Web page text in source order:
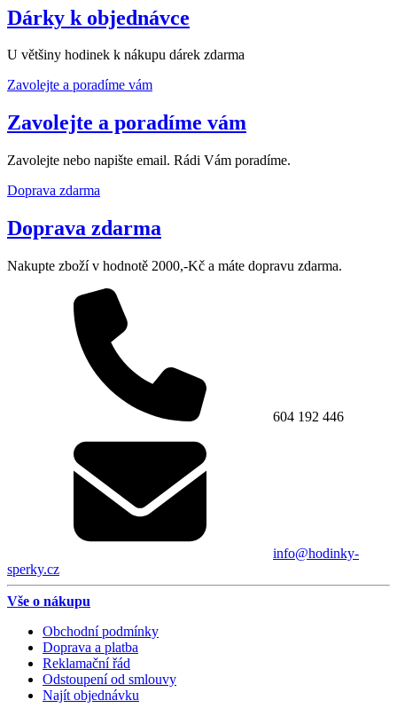
Dárky k objednávce
U většiny hodinek k nákupu dárek zdarma
Zavolejte a poradíme vám
Zavolejte a poradíme vám
Zavolejte nebo napište email. Rádi Vám poradíme.
Doprava zdarma
Doprava zdarma
Nakupte zboží v hodnotě 2000,-Kč a máte dopravu zdarma.
604 192 446
info@hodinky-
sperky.cz
Vše o nákupu
Obchodní podmínky
Doprava a platba
Reklamační řád
Odstoupení od smlouvy
Najít objednávku